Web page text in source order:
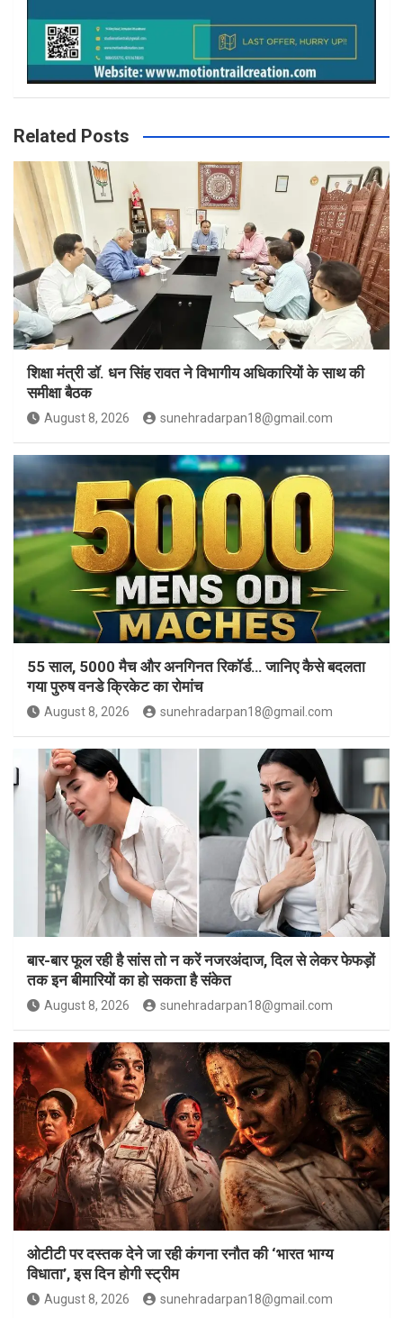
Related Posts
शिक्षा मंत्री डॉ. धन सिंह रावत ने विभागीय अधिकारियों के साथ की
समीक्षा बैठक
August 8, 2026 sunehradarpan18@gmail.com
55 साल, 5000 मैच और अनगिनत रिकॉर्ड… जानिए कैसे बदलता
गया पुरुष वनडे क्रिकेट का रोमांच
August 8, 2026 sunehradarpan18@gmail.com
बार-बार फूल रही है सांस तो न करें नजरअंदाज, दिल से लेकर फेफड़ों
तक इन बीमारियों का हो सकता है संकेत
August 8, 2026 sunehradarpan18@gmail.com
ओटीटी पर दस्तक देने जा रही कंगना रनौत की ‘भारत भाग्य
विधाता’, इस दिन होगी स्ट्रीम
August 8, 2026 sunehradarpan18@gmail.com